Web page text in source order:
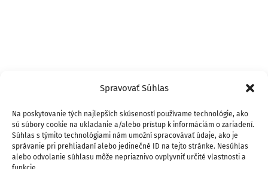
Spravovať Súhlas
Na poskytovanie tých najlepších skúseností používame technológie, ako
sú súbory cookie na ukladanie a/alebo prístup k informáciám o zariadení.
Súhlas s týmito technológiami nám umožní spracovávať údaje, ako je
správanie pri prehliadaní alebo jedinečné ID na tejto stránke. Nesúhlas
alebo odvolanie súhlasu môže nepriaznivo ovplyvniť určité vlastnosti a